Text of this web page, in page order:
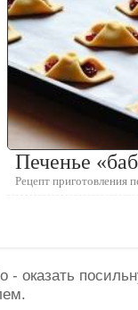
Печенье
Рецепт приготовления
- оказать